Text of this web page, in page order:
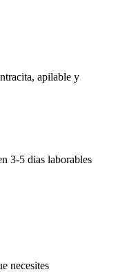
apilable y
3-5 dias laborables
necesites